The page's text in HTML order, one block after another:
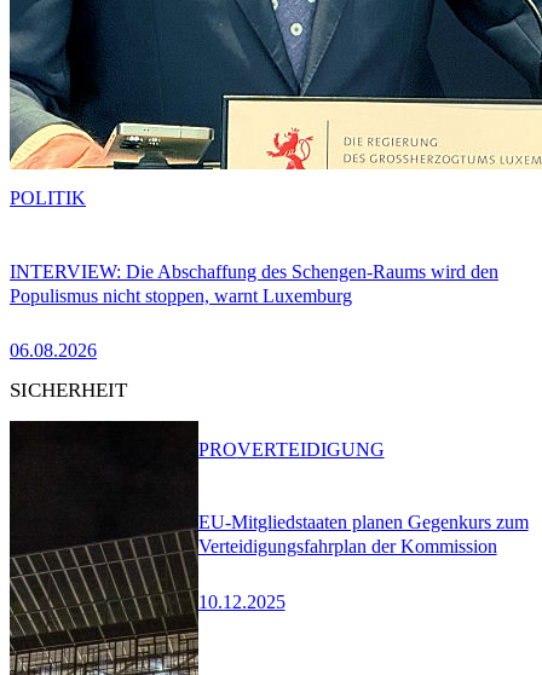
INTERVIEW: Die Abschaffung des Schengen-Raums wird den
Populismus nicht stoppen, warnt Luxemburg
06.08.2026
POLITIK
SICHERHEIT
EU-Mitgliedstaaten planen Gegenkurs zum
Verteidigungsfahrplan der Kommission
10.12.2025
PROVERTEIDIGUNG